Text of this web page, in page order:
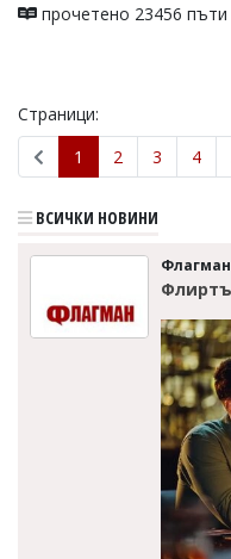
прочетено 23456 пъти
Страници:
1
2 3 4
ВСИЧКИ НОВИНИ